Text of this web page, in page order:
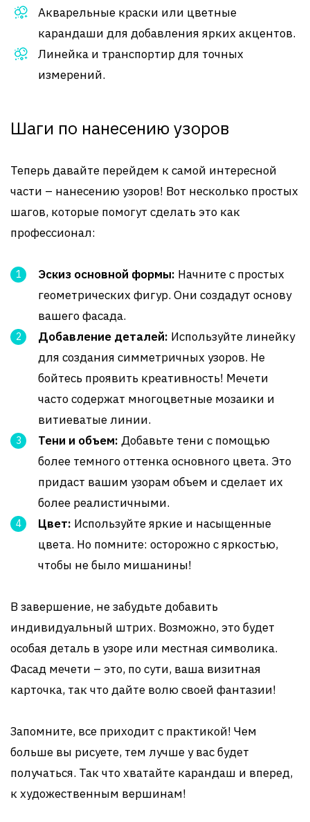
Акварельные краски или цветные
карандаши для добавления ярких акцентов.
Линейка и транспортир для точных
измерений.
Шаги по нанесению узоров
Теперь давайте перейдем к самой интересной
части – нанесению узоров! Вот несколько простых
шагов, которые помогут сделать это как
профессионал:
Эскиз основной формы: Начните с простых
геометрических фигур. Они создадут основу
вашего фасада.
Добавление деталей: Используйте линейку
для создания симметричных узоров. Не
бойтесь проявить креативность! Мечети
часто содержат многоцветные мозаики и
витиеватые линии.
Тени и объем: Добавьте тени с помощью
более темного оттенка основного цвета. Это
придаст вашим узорам объем и сделает их
более реалистичными.
Цвет: Используйте яркие и насыщенные
цвета. Но помните: осторожно с яркостью,
чтобы не было мишанины!
В завершение, не забудьте добавить
индивидуальный штрих. Возможно, это будет
особая деталь в узоре или местная символика.
Фасад мечети – это, по сути, ваша визитная
карточка, так что дайте волю своей фантазии!
Запомните, все приходит с практикой! Чем
больше вы рисуете, тем лучше у вас будет
получаться. Так что хватайте карандаш и вперед,
к художественным вершинам!